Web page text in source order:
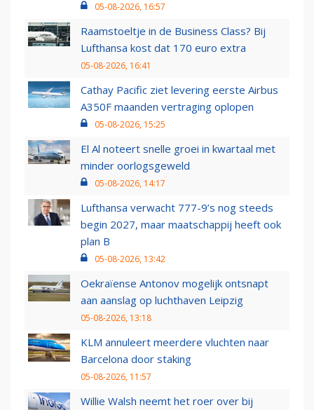
05-08-2026, 16:57
Raamstoeltje in de Business Class? Bij
Lufthansa kost dat 170 euro extra
05-08-2026, 16:41
Cathay Pacific ziet levering eerste Airbus
A350F maanden vertraging oplopen
05-08-2026, 15:25
El Al noteert snelle groei in kwartaal met
minder oorlogsgeweld
05-08-2026, 14:17
Lufthansa verwacht 777-9’s nog steeds
begin 2027, maar maatschappij heeft ook
plan B
05-08-2026, 13:42
Oekraïense Antonov mogelijk ontsnapt
aan aanslag op luchthaven Leipzig
05-08-2026, 13:18
KLM annuleert meerdere vluchten naar
Barcelona door staking
05-08-2026, 11:57
Willie Walsh neemt het roer over bij